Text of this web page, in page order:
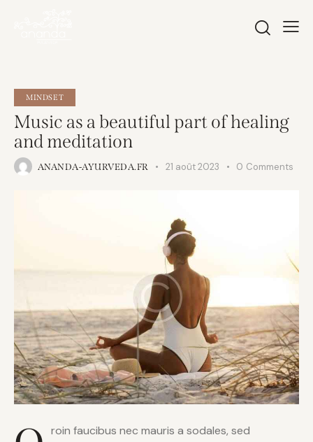
MINDSET
Music as a beautiful part of healing
and meditation
ANANDA-AYURVEDA.FR 21 août 2023 0 Comments
roin faucibus nec mauris a sodales, sed